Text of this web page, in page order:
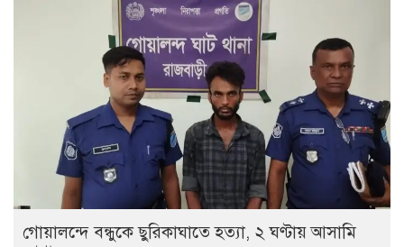
গোয়ালন্দে বন্ধুকে ছুরিকাঘাতে হত্যা, ২ ঘণ্টায় আসামি